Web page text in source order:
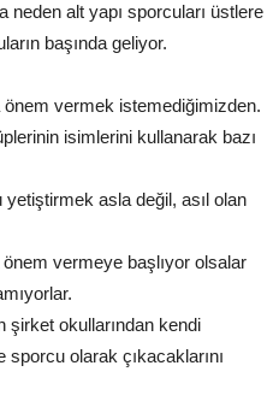
neden alt yapı sporcuları üstlere
başında geliyor.
önem vermek istemediğimizden.
isimlerini kullanarak bazı
yetiştirmek asla değil, asıl olan
vermeye başlıyor olsalar
şirket okullarından kendi
olarak çıkacaklarını